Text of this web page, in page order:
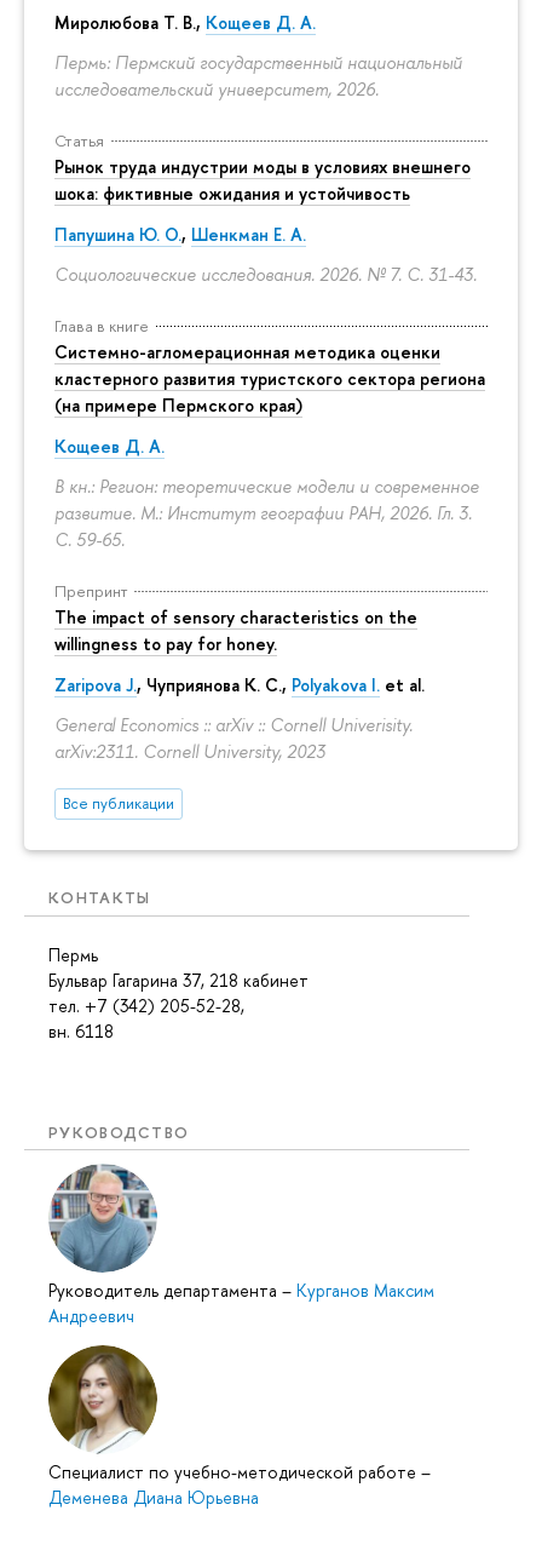
Миролюбова Т. В., Кощеев Д. А.
Пермь: Пермский государственный национальный
исследовательский университет, 2026.
Статья
Рынок труда индустрии моды в условиях внешнего
шока: фиктивные ожидания и устойчивость
Папушина Ю. О., Шенкман Е. А.
Социологические исследования. 2026. № 7. С. 31-43.
Глава в книге
Системно-агломерационная методика оценки
кластерного развития туристского сектора региона
(на примере Пермского края)
Кощеев Д. А.
В кн.: Регион: теоретические модели и современное
развитие. М.: Институт географии РАН, 2026. Гл. 3.
С. 59-65.
Препринт
The impact of sensory characteristics on the
willingness to pay for honey.
Zaripova J., Чуприянова К. С., Polyakova I. et al.
General Economics :: arXiv :: Cornell Univerisity.
arXiv:2311. Cornell University, 2023
Все публикации
КОНТАКТЫ
Пермь
Бульвар Гагарина 37, 218 кабинет
тел. +7 (342) 205-52-28,
вн. 6118
РУКОВОДСТВО
Руководитель департамента – Курганов Максим
Андреевич
Специалист по учебно-методической работе –
Деменева Диана Юрьевна